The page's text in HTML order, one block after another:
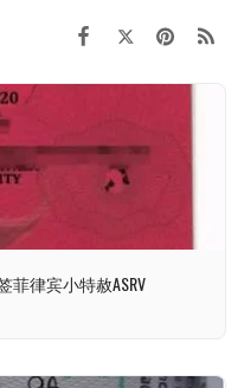
菲律宾小特赦ASRV